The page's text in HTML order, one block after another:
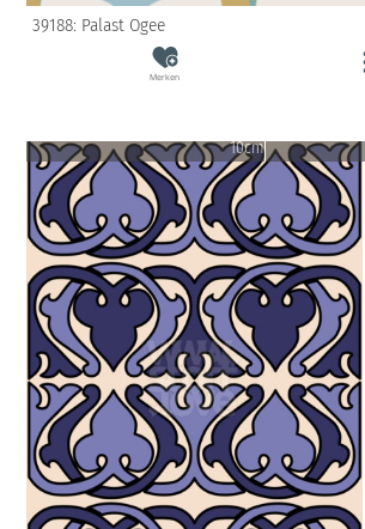
39188: Palast Ogee
Merken
10cm